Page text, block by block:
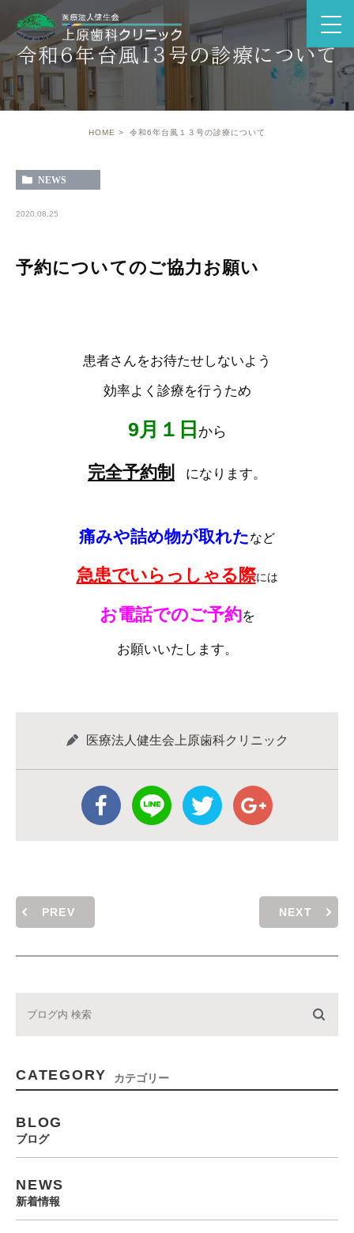
令和6年台風１３号の診療について
HOME 令和6年台風１３号の診療について
NEWS
2020.08.25
予約についてのご協力お願い
患者さんをお待たせしないよう
効率よく診療を行うため
9月１日 から
完全予約制 になります。
痛みや詰め物が取れた など
急患でいらっしゃる際には
お電話でのご予約を
お願いいたします。
医療法人健生会上原歯科クリニック
PREV NEXT
CATEGORY カテゴリー
BLOG
ブログ
NEWS
新着情報